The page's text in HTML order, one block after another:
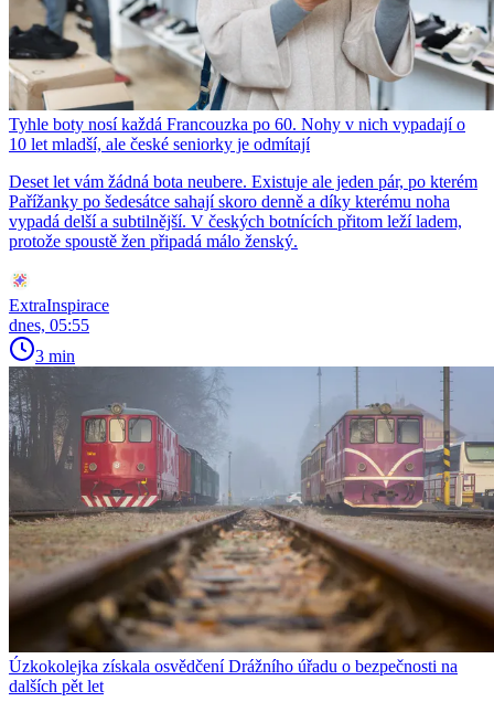
Tyhle boty nosí každá Francouzka po 60. Nohy v nich vypadají o
10 let mladší, ale české seniorky je odmítají
Deset let vám žádná bota neubere. Existuje ale jeden pár, po kterém
Pařížanky po šedesátce sahají skoro denně a díky kterému noha
vypadá delší a subtilnější. V českých botnících přitom leží ladem,
protože spoustě žen připadá málo ženský.
ExtraInspirace
dnes, 05:55
3 min
Úzkokolejka získala osvědčení Drážního úřadu o bezpečnosti na
dalších pět let